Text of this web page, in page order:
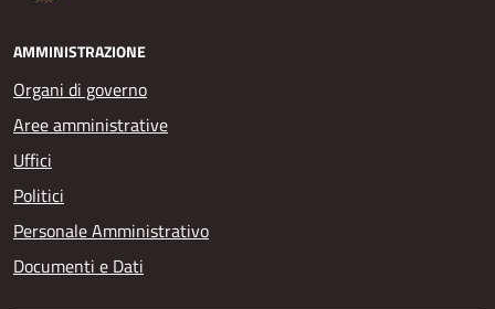
AMMINISTRAZIONE
Organi di governo
Aree amministrative
Uffici
Politici
Personale Amministrativo
Documenti e Dati